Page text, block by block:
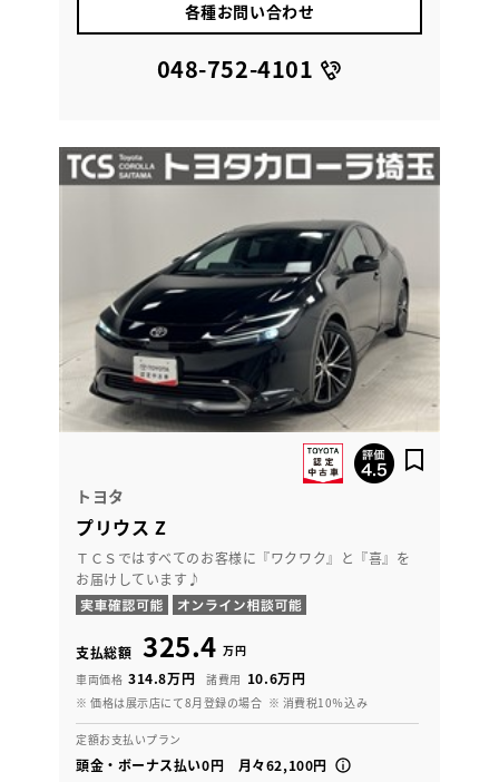
各種お問い合わせ
048-752-4101
トヨタ
プリウス Z
ＴＣＳではすべてのお客様に『ワクワク』と『喜』を
お届けしています♪
支払総額 325.4 万円
車両価格 314.8万円 諸費用 10.6万円
※ 価格は展示店にて8月登録の場合 ※ 消費税10％込み
定額お支払いプラン
頭金・ボーナス払い0円 月々62,100円